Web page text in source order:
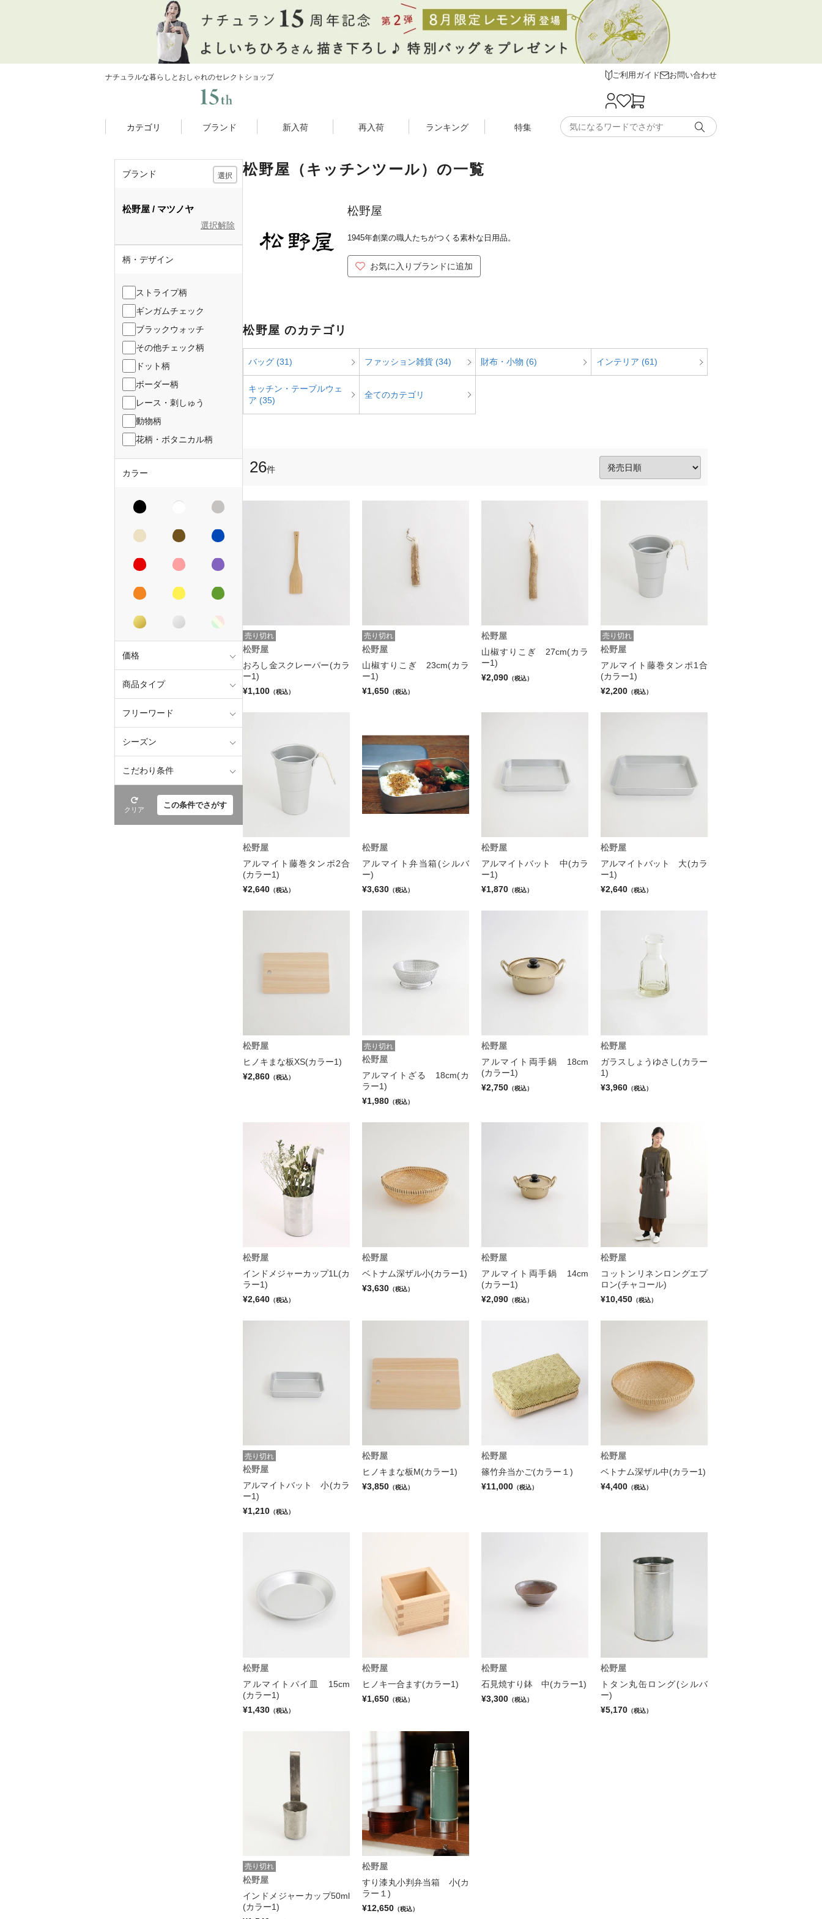
ナチュラルな暮らしとおしゃれのセレクトショップ ご利用ガイド お問い合わせ
カテゴリ ブランド 新入荷 再入荷 ランキング 特集
ブランド 選択
松野屋 マツノヤ
選択解除
柄・デザイン
ストライプ柄
ギンガムチェック
ブラックウォッチ
その他チェック柄
ドット柄
ボーダー柄
レース・刺しゅう
動物柄
花柄・ボタニカル柄
カラー
価格
商品タイプ
フリーワード
シーズン
こだわり条件
クリア この条件でさがす
松野屋（キッチンツール）の一覧
松野屋
1945年創業の職人たちがつくる素朴な日用品。
お気に入りブランドに追加
松野屋 のカテゴリ
バッグ (31) ファッション雑貨 (34) 財布・小物 (6) インテリア (61)
キッチン・テーブルウェ
ア (35)
全てのカテゴリ
26件
売り切れ
松野屋
おろし金スクレーパー(カラ
ー1)
¥1,100 （税込）
売り切れ
松野屋
山椒すりこぎ 23cm(カラ
ー1)
¥1,650 （税込）
松野屋
山椒すりこぎ 27cm(カラ
ー1)
¥2,090 （税込）
売り切れ
松野屋
アルマイト藤巻タンポ1合
(カラー1)
¥2,200 （税込）
松野屋
アルマイト藤巻タンポ2合
(カラー1)
¥2,640 （税込）
松野屋
アルマイト弁当箱(シルバ
ー)
¥3,630 （税込）
松野屋
アルマイトバット 中(カラ
ー1)
¥1,870 （税込）
松野屋
アルマイトバット 大(カラ
ー1)
¥2,640 （税込）
松野屋
ヒノキまな板XS(カラー1)
¥2,860 （税込）
売り切れ
松野屋
アルマイトざる 18cm(カ
ラー1)
¥1,980 （税込）
松野屋
アルマイト両手鍋 18cm
(カラー1)
¥2,750 （税込）
松野屋
ガラスしょうゆさし(カラー
1)
¥3,960 （税込）
松野屋
インドメジャーカップ1L(カ
ラー1)
¥2,640 （税込）
松野屋
ベトナム深ザル小(カラー1)
¥3,630 （税込）
松野屋
アルマイト両手鍋 14cm
(カラー1)
¥2,090 （税込）
松野屋
コットンリネンロングエプ
ロン(チャコール)
¥10,450 （税込）
売り切れ
松野屋
アルマイトバット 小(カラ
ー1)
¥1,210 （税込）
松野屋
ヒノキまな板M(カラー1)
¥3,850 （税込）
松野屋
篠竹弁当かご(カラー１)
¥11,000 （税込）
松野屋
ベトナム深ザル中(カラー1)
¥4,400 （税込）
松野屋
アルマイトパイ皿 15cm
(カラー1)
¥1,430 （税込）
松野屋
ヒノキ一合ます(カラー1)
¥1,650 （税込）
松野屋
石見焼すり鉢 中(カラー1)
¥3,300 （税込）
松野屋
トタン丸缶ロング(シルバ
ー)
¥5,170 （税込）
売り切れ
松野屋
インドメジャーカップ50ml
(カラー1)
松野屋
すり漆丸小判弁当箱 小(カ
ラー１)
¥12,650 （税込）